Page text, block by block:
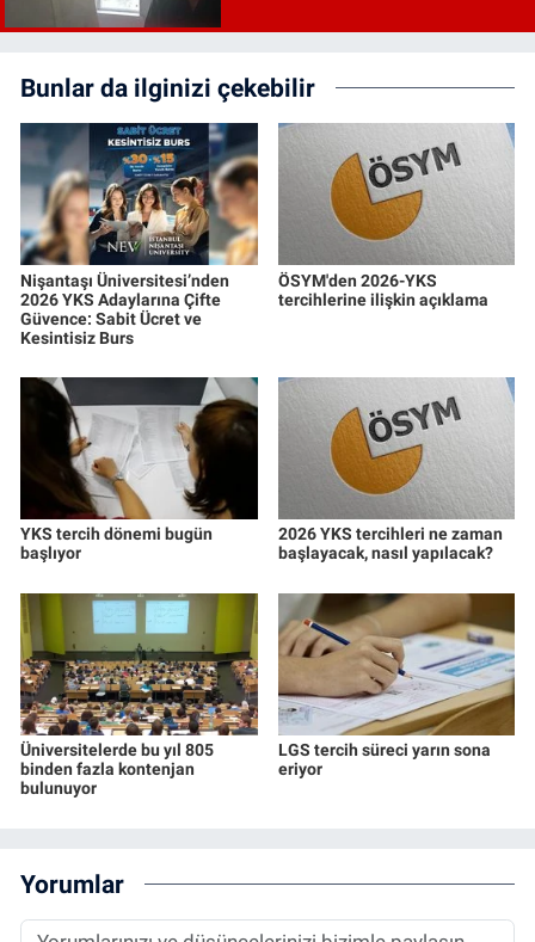
Bunlar da ilginizi çekebilir
Nişantaşı Üniversitesi’nden
2026 YKS Adaylarına Çifte
Güvence: Sabit Ücret ve
Kesintisiz Burs
ÖSYM'den 2026-YKS
tercihlerine ilişkin açıklama
YKS tercih dönemi bugün
başlıyor
2026 YKS tercihleri ne zaman
başlayacak, nasıl yapılacak?
Üniversitelerde bu yıl 805
binden fazla kontenjan
bulunuyor
LGS tercih süreci yarın sona
eriyor
Yorumlar